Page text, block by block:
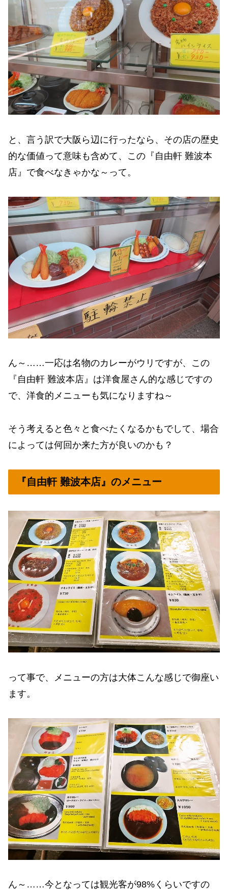
と、言う訳で大阪ら辺に行ったなら、その店の歴史
的な価値って意味も含めて、この『自由軒 難波本
店』で食べなきゃかな～って。
ん～……一応は名物のカレーがウリですが、この
『自由軒 難波本店』は洋食屋さん的な感じですの
で、洋食的メニューも気になりますね～
そう考えると色々と食べたくなるかもでして、場合
によっては何回か来た方が良いのかも？
『自由軒 難波本店』のメニュー
って事で、メニューの方は大体こんな感じで御座い
ます。
ん～……今となっては観光客が98%くらいですの